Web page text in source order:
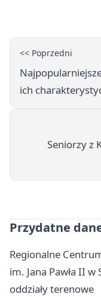
<< Poprzedni
ich
Seniorzy z
Przydatne
Regionalne
im. Jana Pawła II
oddziały terenowe